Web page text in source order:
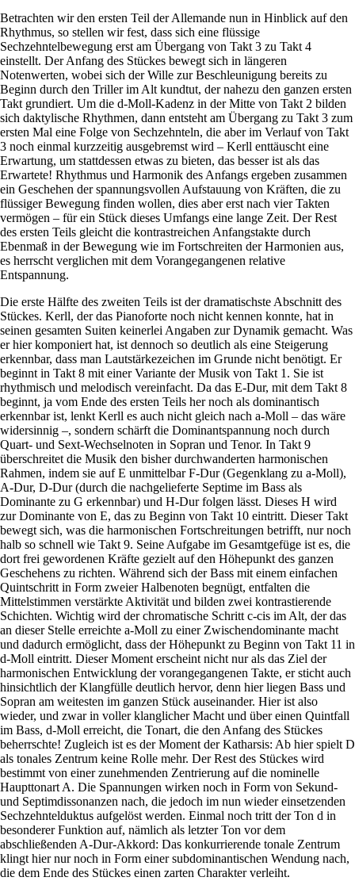
Betrachten wir den ersten Teil der Allemande nun in Hinblick auf den
Rhythmus, so stellen wir fest, dass sich eine flüssige
Sechzehntelbewegung erst am Übergang von Takt 3 zu Takt 4
einstellt. Der Anfang des Stückes bewegt sich in längeren
Notenwerten, wobei sich der Wille zur Beschleunigung bereits zu
Beginn durch den Triller im Alt kundtut, der nahezu den ganzen ersten
Takt grundiert. Um die d-Moll-Kadenz in der Mitte von Takt 2 bilden
sich daktylische Rhythmen, dann entsteht am Übergang zu Takt 3 zum
ersten Mal eine Folge von Sechzehnteln, die aber im Verlauf von Takt
3 noch einmal kurzzeitig ausgebremst wird – Kerll enttäuscht eine
Erwartung, um stattdessen etwas zu bieten, das besser ist als das
Erwartete! Rhythmus und Harmonik des Anfangs ergeben zusammen
ein Geschehen der spannungsvollen Aufstauung von Kräften, die zu
flüssiger Bewegung finden wollen, dies aber erst nach vier Takten
vermögen – für ein Stück dieses Umfangs eine lange Zeit. Der Rest
des ersten Teils gleicht die kontrastreichen Anfangstakte durch
Ebenmaß in der Bewegung wie im Fortschreiten der Harmonien aus,
es herrscht verglichen mit dem Vorangegangenen relative
Entspannung.
Die erste Hälfte des zweiten Teils ist der dramatischste Abschnitt des
Stückes. Kerll, der das Pianoforte noch nicht kennen konnte, hat in
seinen gesamten Suiten keinerlei Angaben zur Dynamik gemacht. Was
er hier komponiert hat, ist dennoch so deutlich als eine Steigerung
erkennbar, dass man Lautstärkezeichen im Grunde nicht benötigt. Er
beginnt in Takt 8 mit einer Variante der Musik von Takt 1. Sie ist
rhythmisch und melodisch vereinfacht. Da das E-Dur, mit dem Takt 8
beginnt, ja vom Ende des ersten Teils her noch als dominantisch
erkennbar ist, lenkt Kerll es auch nicht gleich nach a-Moll – das wäre
widersinnig –, sondern schärft die Dominantspannung noch durch
Quart- und Sext-Wechselnoten in Sopran und Tenor. In Takt 9
überschreitet die Musik den bisher durchwanderten harmonischen
Rahmen, indem sie auf E unmittelbar F-Dur (Gegenklang zu a-Moll),
A-Dur, D-Dur (durch die nachgelieferte Septime im Bass als
Dominante zu G erkennbar) und H-Dur folgen lässt. Dieses H wird
zur Dominante von E, das zu Beginn von Takt 10 eintritt. Dieser Takt
bewegt sich, was die harmonischen Fortschreitungen betrifft, nur noch
halb so schnell wie Takt 9. Seine Aufgabe im Gesamtgefüge ist es, die
dort frei gewordenen Kräfte gezielt auf den Höhepunkt des ganzen
Geschehens zu richten. Während sich der Bass mit einem einfachen
Quintschritt in Form zweier Halbenoten begnügt, entfalten die
Mittelstimmen verstärkte Aktivität und bilden zwei kontrastierende
Schichten. Wichtig wird der chromatische Schritt c-cis im Alt, der das
an dieser Stelle erreichte a-Moll zu einer Zwischendominante macht
und dadurch ermöglicht, dass der Höhepunkt zu Beginn von Takt 11 in
d-Moll eintritt. Dieser Moment erscheint nicht nur als das Ziel der
harmonischen Entwicklung der vorangegangenen Takte, er sticht auch
hinsichtlich der Klangfülle deutlich hervor, denn hier liegen Bass und
Sopran am weitesten im ganzen Stück auseinander. Hier ist also
wieder, und zwar in voller klanglicher Macht und über einen Quintfall
im Bass, d-Moll erreicht, die Tonart, die den Anfang des Stückes
beherrschte! Zugleich ist es der Moment der Katharsis: Ab hier spielt D
als tonales Zentrum keine Rolle mehr. Der Rest des Stückes wird
bestimmt von einer zunehmenden Zentrierung auf die nominelle
Haupttonart A. Die Spannungen wirken noch in Form von Sekund-
und Septimdissonanzen nach, die jedoch im nun wieder einsetzenden
Sechzehntelduktus aufgelöst werden. Einmal noch tritt der Ton d in
besonderer Funktion auf, nämlich als letzter Ton vor dem
abschließenden A-Dur-Akkord: Das konkurrierende tonale Zentrum
klingt hier nur noch in Form einer subdominantischen Wendung nach,
die dem Ende des Stückes einen zarten Charakter verleiht.